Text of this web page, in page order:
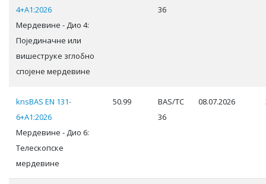
4+A1:2026
Мердевине - Дио 4:
Појединачне или
вишеструке зглобно
спојене мердевине
36
knsBAS EN 131-
6+A1:2026
Мердевине - Дио 6:
Телескопске
мердевине
50.99
BAS/TC
36
08.07.2026